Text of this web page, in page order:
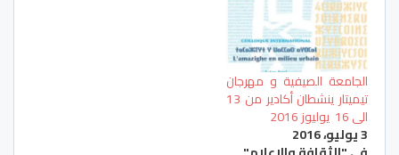
الجامعة الصيفية و مهرجان
تيميتار ينشطان أكادير من 13
الى 16 يوليوز 2016
3 يوليو، 2016